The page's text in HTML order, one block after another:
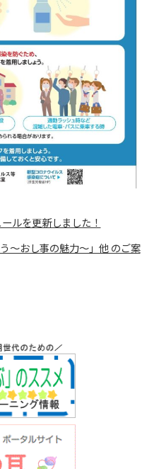
ルを更新しました！
～おし事の魅力～」他 のご案